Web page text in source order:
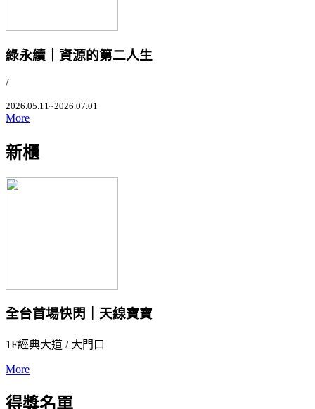
綠永續｜資源的第二人生
/
2026.05.11~2026.07.01
More
新櫃
全台首場快閃｜天線寶寶
1F經典大道 / 大門口
More
得獎名單